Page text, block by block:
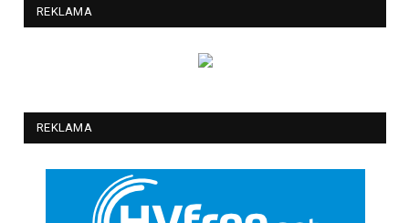
REKLAMA
REKLAMA